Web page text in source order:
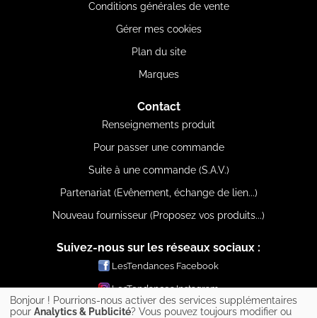
Conditions générales de vente
Gérer mes cookies
Plan du site
Marques
Contact
Renseignements produit
Pour passer une commande
Suite à une commande (S.A.V.)
Partenariat (Evênement, échange de lien...)
Nouveau fournisseur (Proposez vos produits...)
Suivez-nous sur les réseaux sociaux :
LesTendances Facebook
LesTendances Instagram
LesTendances Pinterest
Bonjour ! Pourrions-nous activer des services supplémentaires
pour Analytics & Publicité? Vous pouvez toujours modifier ou